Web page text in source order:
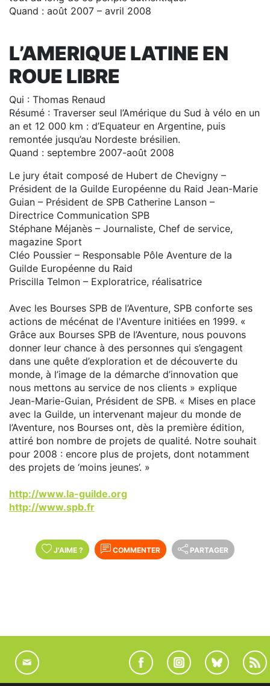
Quand : août 2007 – avril 2008
L’AMERIQUE LATINE EN
ROUE LIBRE
Qui : Thomas Renaud
Résumé : Traverser seul l’Amérique du Sud à vélo en un
an et 12 000 km : d’Equateur en Argentine, puis
remontée jusqu’au Nordeste brésilien.
Quand : septembre 2007-août 2008
Le jury était composé de Hubert de Chevigny –
Président de la Guilde Européenne du Raid Jean-Marie
Guian – Président de SPB Catherine Lanson –
Directrice Communication SPB
Stéphane Méjanès – Journaliste, Chef de service,
magazine Sport
Cléo Poussier – Responsable Pôle Aventure de la
Guilde Européenne du Raid
Priscilla Telmon – Exploratrice, réalisatrice
Avec les Bourses SPB de l’Aventure, SPB conforte ses
actions de mécénat de l'Aventure initiées en 1999. «
Grâce aux Bourses SPB de l’Aventure, nous pouvons
donner leur chance à des personnes qui s’engagent
dans une quête d’exploration et de découverte du
monde, à l’image de la démarche d’innovation que
nous mettons au service de nos clients » explique
Jean-Marie-Guian, Président de SPB. « Mises en place
avec la Guilde, un intervenant majeur du monde de
l’Aventure, nos Bourses ont, dès la première édition,
attiré bon nombre de projets de qualité. Notre souhait
pour 2008 : encore plus de projets, dont notamment
des projets de ‘moins jeunes’. »
http://www.la-guilde.org
http://www.spb.fr
J'AIME ? COMMENTER PARTAGER